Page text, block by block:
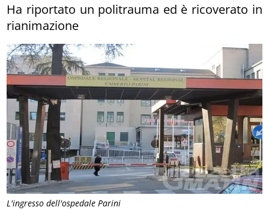
L'ingresso dell'ospedale Parini
Ha riportato un politrauma ed è ricoverato in
rianimazione